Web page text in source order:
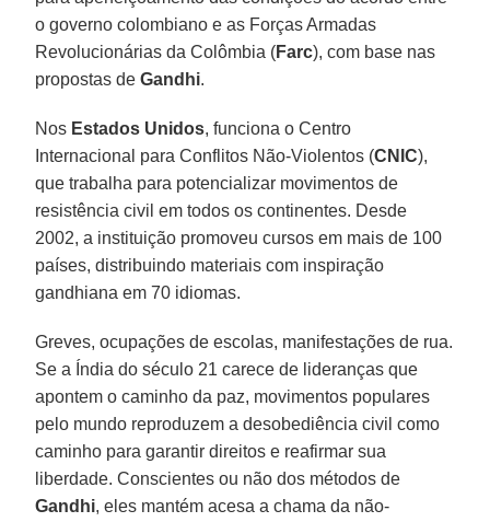
o governo colombiano e as Forças Armadas
Revolucionárias da Colômbia (Farc), com base nas
propostas deGandhi.
Nos Estados Unidos, funciona o Centro
Internacional para Conflitos Não-Violentos (CNIC),
que trabalha para potencializar movimentos de
resistência civil em todos os continentes. Desde
2002, a instituição promoveu cursos em mais de 100
países, distribuindo materiais com inspiração
gandhiana em 70 idiomas.
Greves, ocupações de escolas, manifestações de rua.
Se a Índia do século 21 carece de lideranças que
apontem o caminho da paz, movimentos populares
pelo mundo reproduzem a desobediência civil como
caminho para garantir direitos e reafirmar sua
liberdade. Conscientes ou não dos métodos de
Gandhi, eles mantém acesa a chama da não-